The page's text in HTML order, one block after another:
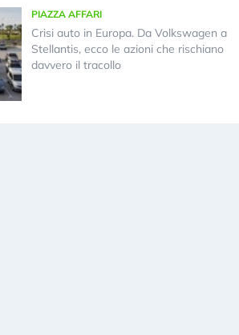
PIAZZA AFFARI
Crisi auto in Europa. Da Volkswagen a
Stellantis, ecco le azioni che rischiano
davvero il tracollo